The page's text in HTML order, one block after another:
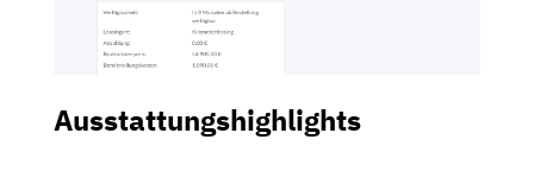
Ausstattungshighlights